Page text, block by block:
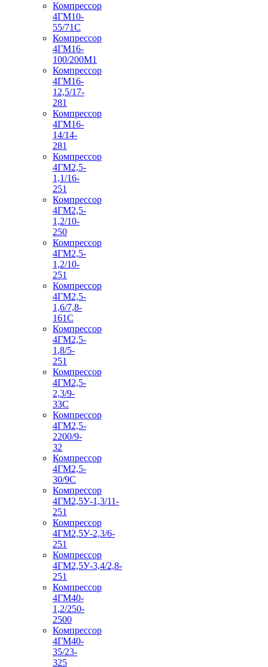
Компрессор
4ГМ10-
55/71С
Компрессор
4ГМ16-
100/200М1
Компрессор
4ГМ16-
12,5/17-
281
Компрессор
4ГМ16-
14/14-
281
Компрессор
4ГМ2,5-
1,1/16-
251
Компрессор
4ГМ2,5-
1,2/10-
250
Компрессор
4ГМ2,5-
1,2/10-
251
Компрессор
4ГМ2,5-
1,6/7,8-
161С
Компрессор
4ГМ2,5-
1,8/5-
251
Компрессор
4ГМ2,5-
2,3/9-
33С
Компрессор
4ГМ2,5-
2200/9-
32
Компрессор
4ГМ2,5-
30/9С
Компрессор
4ГМ2,5У-1,3/11-
251
Компрессор
4ГМ2,5У-2,3/6-
251
Компрессор
4ГМ2,5У-3,4/2,8-
251
Компрессор
4ГМ40-
1,2/250-
2500
Компрессор
4ГМ40-
35/23-
325